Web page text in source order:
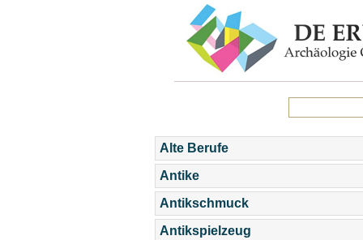
Alte Berufe
Antike
Antikschmuck
Antikspielzeug